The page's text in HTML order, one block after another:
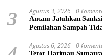
3 Agustus 3, 2026 0
Ancam Jatuhkan
Pemilahan Sampah
Agustus 6, 2026 0
Teror Harimau